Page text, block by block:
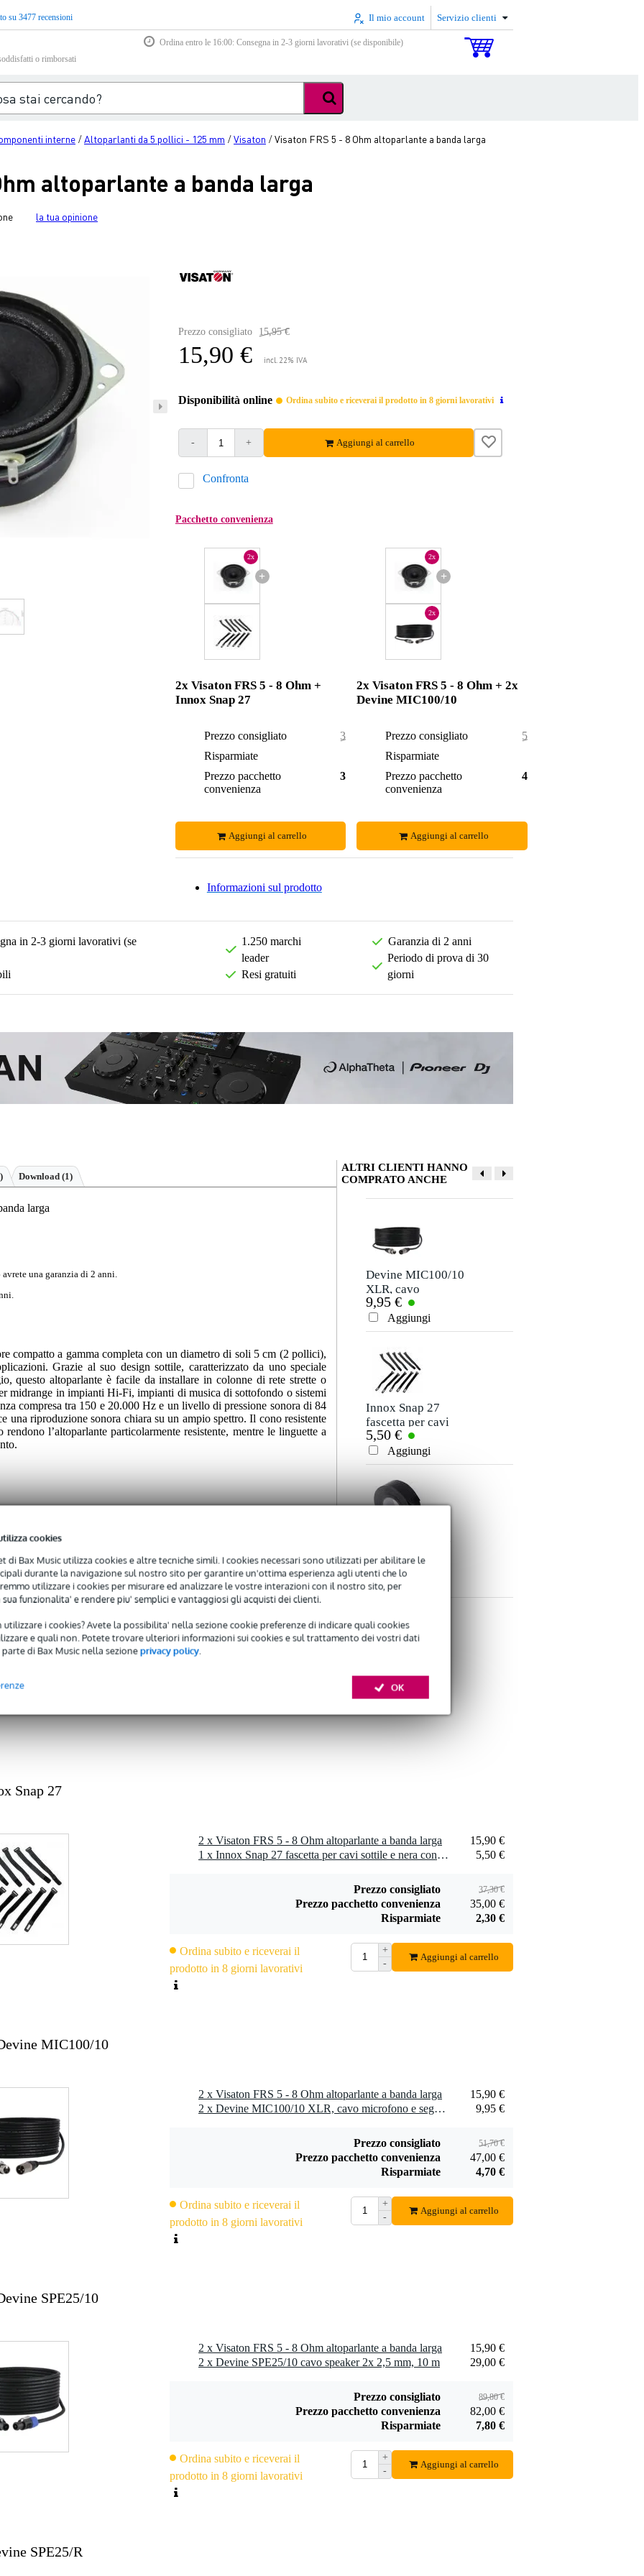
cookies
di Bax Music utilizza cookies e altre tecniche simili. I cookies necessari sono utilizzati per abilitare le
durante la navigazione sul nostro sito per garantire un'ottima esperienza agli utenti che lo
utilizzare i cookies per misurare ed analizzare le vostre interazioni con il nostro sito, per
funzionalita' e rendere piu' semplici e vantaggiosi gli acquisti dei clienti.
utilizzare i cookies? Avete la possibilita' nella sezione cookie preferenze di indicare quali cookies
e quali non. Potete trovare ulteriori informazioni sui cookies e sul trattamento dei vostri dati
di Bax Music nella sezioneprivacy policy.
OK
su 3477 recensioni Il mio account Servizio clienti
Ordina entro le 16:00: Consegna in 2-3 giorni lavorativi (se disponibile)
o rimborsati
interne /Altoparlanti da 5 pollici - 125 mm /Visaton /Visaton FRS 5 - 8 Ohm altoparlante a banda larga
altoparlante a banda larga
la tua opinione
Prezzo consigliato 15,95 €
15,90 € incl. 22% IVA
Disponibilità online Ordina subito e riceverai il prodotto in 8 giorni lavorativi
- + Aggiungi al carrello
Confronta
Pacchetto convenienza
+
2x
2x Visaton FRS 5 - 8 Ohm +
Innox Snap 27
Prezzo consigliato
37,30 €
Risparmiate
Prezzo pacchetto
convenienza
35,00 €
Aggiungi al carrello
+
2x
2x
2x Visaton FRS 5 - 8 Ohm + 2x
Devine MIC100/10
Prezzo consigliato
51,70 €
Risparmiate
Prezzo pacchetto
convenienza
47,00 €
Aggiungi al carrello
Informazioni sul prodotto
in 2-3 giorni lavorativi (se
1.250 marchi
leader
Resi gratuiti
Garanzia di 2 anni
Periodo di prova di 30
giorni
Download (1)
larga
una garanzia di 2 anni.
compatto a gamma completa con un diametro di soli 5 cm (2 pollici),
Grazie al suo design sottile, caratterizzato da uno speciale
questo altoparlante è facile da installare in colonne di rete strette o
midrange in impianti Hi-Fi, impianti di musica di sottofondo o sistemi
compresa tra 150 e 20.000 Hz e un livello di pressione sonora di 84
una riproduzione sonora chiara su un ampio spettro. Il cono resistente
l’altoparlante particolarmente resistente, mentre le linguette a
specified
- 249 Hz
20,9 kHz
watt
Hz
Soprannome
Valutazione
Inviare
Non ci sono ancora recensioni per questo prodotto.
ALTRI CLIENTI HANNO
COMPRATO ANCHE
Devine MIC100/10
XLR, cavo
microfono e
segnale, 10 m
9,95 €
Aggiungi
Innox Snap 27
fascetta per cavi
sottile e nera con
chiusure a strappo
(10 pezzi)
5,50 €
Aggiungi
01-BK Nastro
Gaffa 50 mm x 50
m nero
9,50 €
Aggiungi
Devine SPE25/10
cavo speaker 2x
2,5 mm, 10 m
29,00 €
Aggiungi
jack - jack 10 m
9,95 €
Aggiungi
Devine SPE25/R
SPE25/R cavo
speaker 2x 2,5
1,75 €
Snap 27
2 x Visaton FRS 5 - 8 Ohm altoparlante a banda larga
15,90 €
1 x Innox Snap 27 fascetta per cavi sottile e nera con chiusure a strappo (10 pezzi)
5,50 €
Prezzo consigliato 37,30 €
Prezzo pacchetto convenienza
35,00 €
Risparmiate
2,30 €
Ordina subito e riceverai il
prodotto in 8 giorni lavorativi
+
-
Aggiungi al carrello
MIC100/10
2 x Visaton FRS 5 - 8 Ohm altoparlante a banda larga
15,90 €
2 x Devine MIC100/10 XLR, cavo microfono e segnale, 10 m
9,95 €
Prezzo consigliato 51,70 €
Prezzo pacchetto convenienza
47,00 €
Risparmiate
4,70 €
Ordina subito e riceverai il
prodotto in 8 giorni lavorativi
+
-
Aggiungi al carrello
SPE25/10
2 x Visaton FRS 5 - 8 Ohm altoparlante a banda larga
15,90 €
2 x Devine SPE25/10 cavo speaker 2x 2,5 mm, 10 m
29,00 €
Prezzo consigliato 89,80 €
Prezzo pacchetto convenienza
82,00 €
Risparmiate
7,80 €
Ordina subito e riceverai il
prodotto in 8 giorni lavorativi
+
-
Aggiungi al carrello
SPE25/R